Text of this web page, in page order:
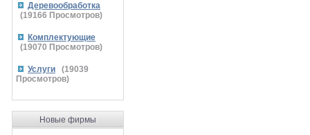
Деревообработка
(19166 Просмотров)
Комплектующие
(19070 Просмотров)
Услуги (19039
Просмотров)
Новые фирмы